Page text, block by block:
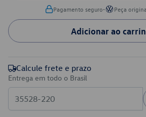
Pagamento seguro• Peça
Adicionar ao
Calcule frete e prazo
Entrega em todo o Brasil